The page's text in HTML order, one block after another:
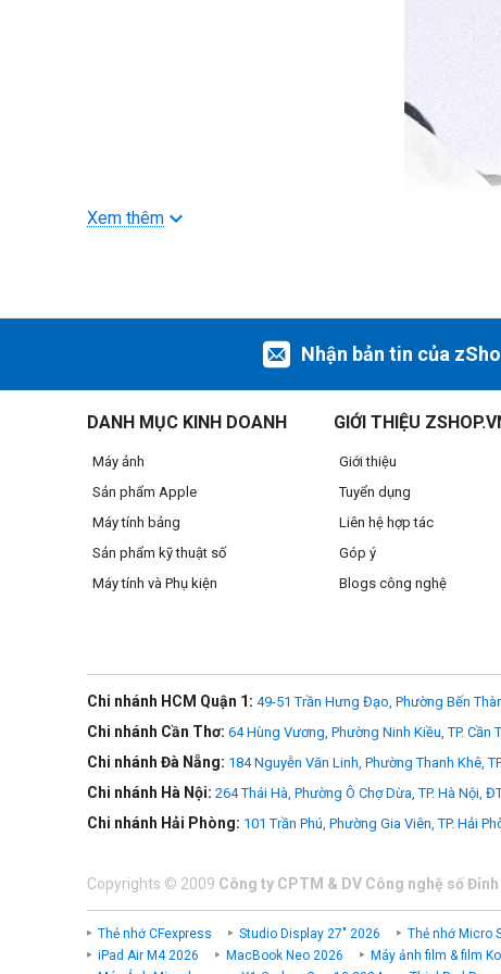
Xem thêm
Nhận bản tin của
DANH MỤC KINH DOANH
Máy ảnh
Sản phẩm Apple
Máy tính bảng
Sản phẩm kỹ thuật số
Máy tính và Phụ kiện
GIỚI THIỆU
Giới thiệu
Tuyển dụng
Liên hệ hợp tác
Góp ý
Blogs công nghệ
Chi nhánh HCM Quận 1: 49-51 Trần Hưng Đạo, Phường Bến
Chi nhánh Cần Thơ: 64 Hùng Vương, Phường Ninh Kiều, TP. Cần
Chi nhánh Đà Nẵng: 184 Nguyễn Văn Linh, Phường Thanh Khê,
Chi nhánh Hà Nội: 264 Thái Hà, Phường Ô Chợ Dừa, TP. Hà Nội,
Chi nhánh Hải Phòng: 101 Trần Phú, Phường Gia Viên, TP. Hải
Copyrights © 2009 Công ty CPTM & DV Công nghệ số
Thẻ nhớ CFexpress Studio Display 27" 2026 Thẻ nhớ Micro
iPad Air M4 2026
MacBook Neo 2026 Máy ảnh film & film